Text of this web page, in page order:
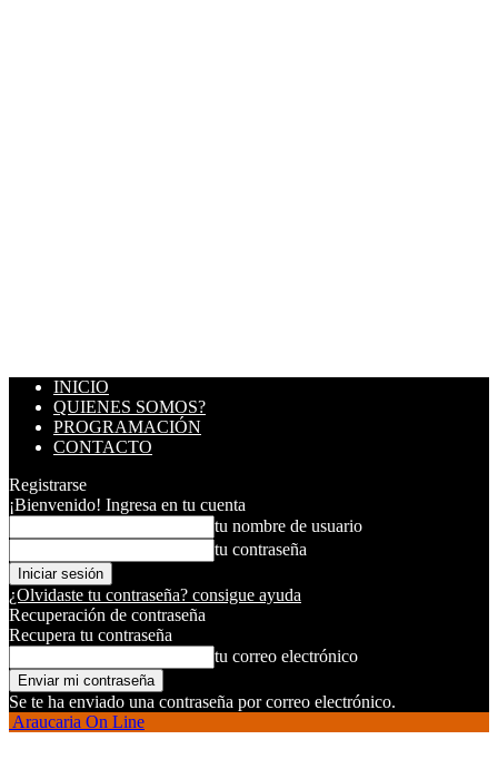
INICIO
QUIENES SOMOS?
PROGRAMACIÓN
CONTACTO
Registrarse
¡Bienvenido! Ingresa en tu cuenta
tu nombre de usuario
tu contraseña
¿Olvidaste tu contraseña? consigue ayuda
Recuperación de contraseña
Recupera tu contraseña
tu correo electrónico
Se te ha enviado una contraseña por correo electrónico.
Araucaria On Line